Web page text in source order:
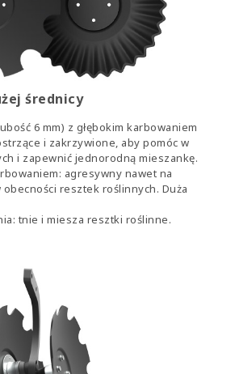
średnicy
6 mm) z głębokim karbowaniem
i zakrzywione, aby pomóc w
i zapewnić jednorodną mieszankę.
agresywny nawet na
resztek roślinnych. Duża
tnie i miesza resztki roślinne.